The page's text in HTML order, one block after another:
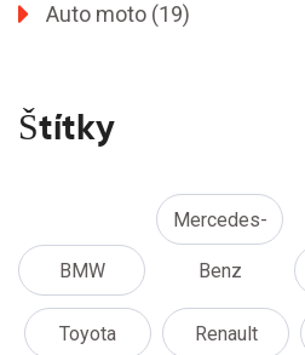
Auto moto (19)
Štítky
BMW
Mercedes-
Benz
Toyota Renault